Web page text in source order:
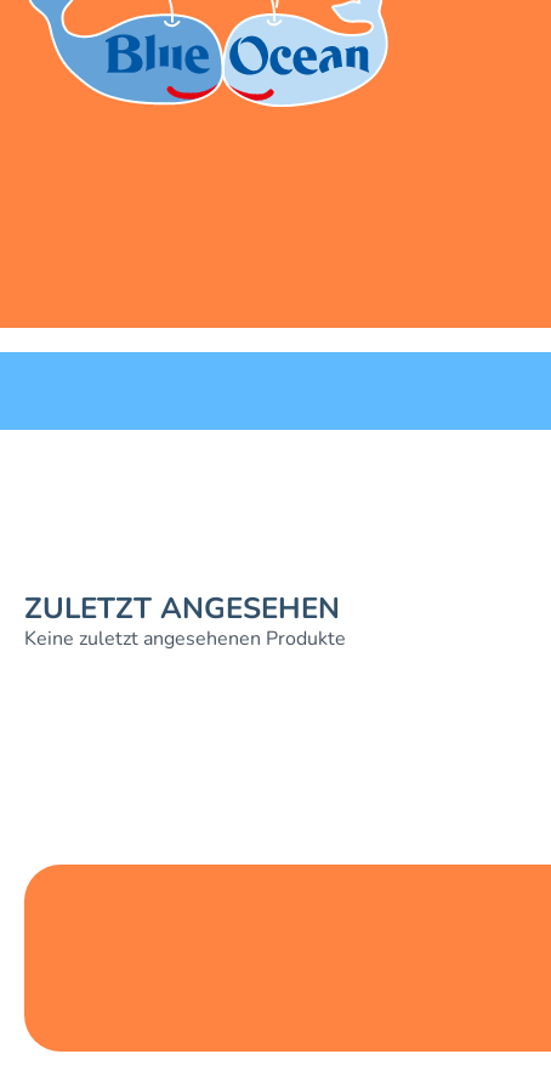
ZULETZT ANGESEHEN
Keine zuletzt angesehenen Produkte